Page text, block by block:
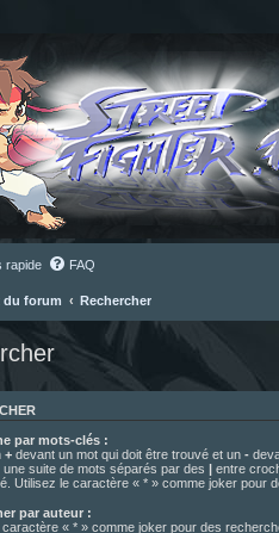
rapide FAQ
du forum Rechercher
par mots-clés :
+ devant un mot qui doit être trouvé et un -
suite de mots séparés par des | entre
Utilisez le caractère « * » comme joker pour
par auteur :
« * » comme joker pour des